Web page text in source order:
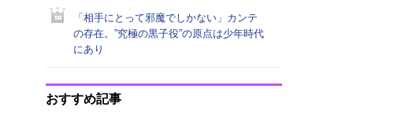
「相手にとって邪魔でしかない」カンテ
の存在。”究極の黒子役”の原点は少年時代
にあり
おすすめ記事